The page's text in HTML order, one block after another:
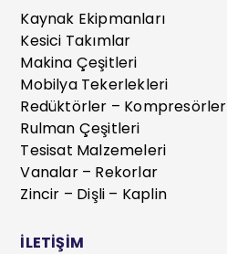
Kaynak Ekipmanları
Kesici Takımlar
Makina Çeşitleri
Mobilya Tekerlekleri
Redüktörler – Kompresörler
Rulman Çeşitleri
Tesisat Malzemeleri
Vanalar – Rekorlar
Zincir – Dişli – Kaplin
İLETİŞİM